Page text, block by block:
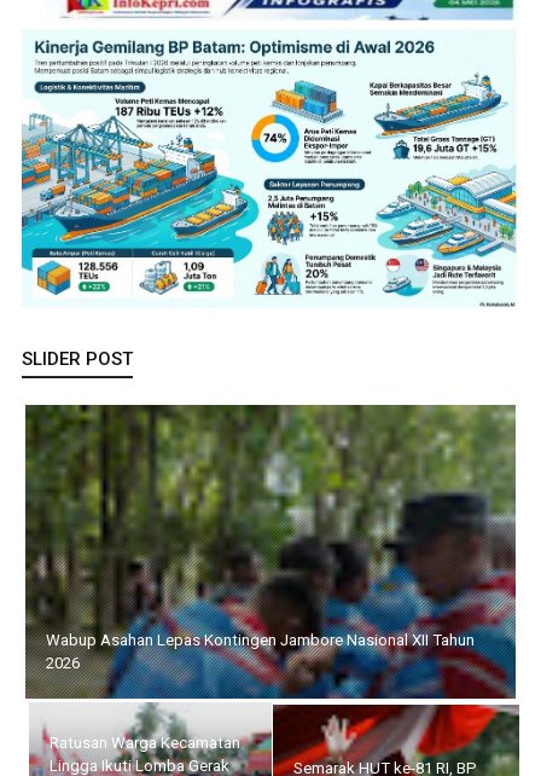
SLIDER POST
Wabup Asahan Lepas Kontingen Jambore Nasional XII Tahun
2026
Ratusan Warga Kecamatan
Lingga Ikuti Lomba Gerak
Semarak HUT ke-81 RI, BP